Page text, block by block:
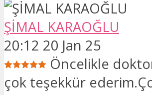
ŞİMAL KARAOĞLU
20:12 20 Jan 25
Öncelikle
çok teşekkür